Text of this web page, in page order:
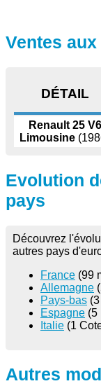
Ventes
DÉTAIL
Renault 25 V6
Limousine
Evolution
pays
Découvrez
autres pays
France (99
Allemagne
Pays-bas
Espagne (5
Italie (1
Autres